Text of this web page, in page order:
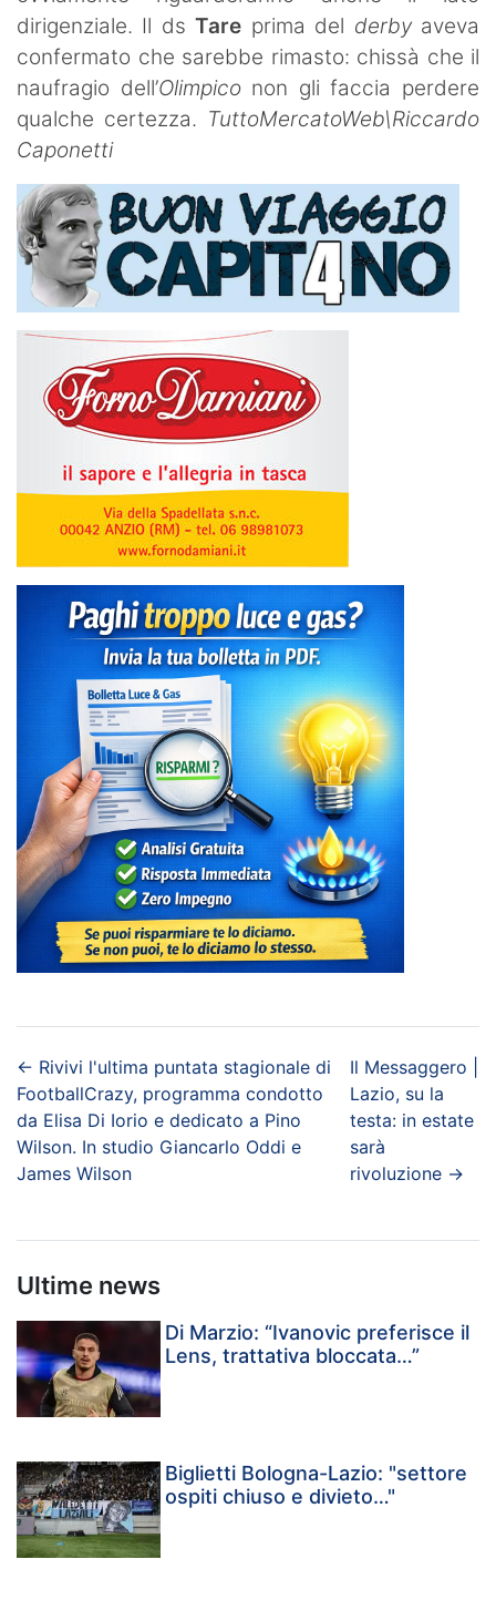
dirigenziale. Il dsTare prima del derbyaveva
confermato che sarebbe rimasto: chissà che il
naufragio dell’Olimpiconon gli faccia perdere
qualche certezza. TuttoMercatoWeb\Riccardo
Caponetti
← Rivivi l'ultima puntata stagionale di
FootballCrazy, programma condotto
da Elisa Di Iorio e dedicato a Pino
Wilson. In studio Giancarlo Oddi e
James Wilson
Il Messaggero |
Lazio, su la
testa: in estate
sarà
rivoluzione→
Ultime news
Di Marzio: “Ivanovic preferisce il
Lens, trattativa bloccata…”
Biglietti Bologna-Lazio: "settore
ospiti chiuso e divieto…"